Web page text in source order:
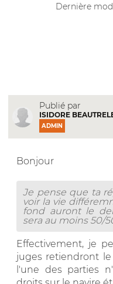
Dernière
Publié par
ISIDORE
ADMIN
Bonjour
Je pense que ta
voir la vie
fond auront le
sera au moins 50/
Effectivement, je
juges retiendront
l'une des parties